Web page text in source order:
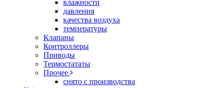
влажности
давления
качества воздуха
температуры
Клапаны
Контроллеры
Приводы
Термостататы
Прочее
снято с производства